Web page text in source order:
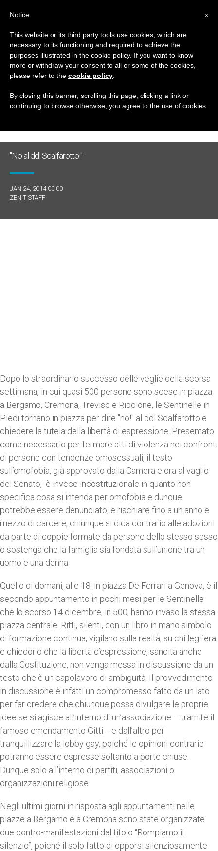
TAG
Posts Tagged ‘allegria’
ULTIME NOTIZIE
"No al ddl Scalfarotto!"
JAN 24, 2014 00:00
ZENIT STAFF
Dopo lo straordinario successo delle veglie della scorsa
settimana, in cui quasi 500 persone sono scese in piazza
a Bergamo, Cremona, Treviso e Riccione, le Sentinelle in
Piedi tornano in piazza per dire "no!" al ddl Scalfarotto e
chiedere la tutela della libertà di espressione. Presentato
come necessario per fermare atti di violenza nei confronti
di persone con tendenze omosessuali, il testo
sull’omofobia, già approvato dalla Camera e ora al vaglio
del Senato, è invece incostituzionale in quanto non
specifica cosa si intenda per omofobia e dunque
potrebbe essere denunciato, e rischiare fino a un anno e
mezzo di carcere, chiunque si dica contrario alle adozioni
da parte di coppie formate da persone dello stesso sesso
o sostenga che la famiglia sia fondata sull’unione tra un
uomo e una donna.
Quello di domani, alle 18, in piazza De Ferrari a Genova, è il
secondo appuntamento in pochi mesi per le Sentinelle
che lo scorso 14 dicembre, in 500, hanno invaso la stessa
piazza centrale. Ritti, silenti, con un libro in mano simbolo
di formazione continua, vigilano sulla realtà, su chi legifera
e chiedono che la libertà d’espressione, sancita anche
dalla Costituzione, non venga messa in discussione da un
testo che è un capolavoro di ambiguità. Il provvedimento
in discussione è infatti un compromesso fatto da un lato
per far credere che chiunque possa divulgare le proprie
idee se si agisce all’interno di un’associazione – tramite il
famoso emendamento Gitti - e dall’altro per
tranquillizzare la lobby gay, poiché le opinioni contrarie
potranno essere espresse soltanto a porte chiuse.
Dunque solo all’interno di partiti, associazioni o
organizzazioni religiose.
Negli ultimi giorni in risposta agli appuntamenti nelle
piazze a Bergamo e a Cremona sono state organizzate
due contro-manifestazioni dal titolo “Rompiamo il
silenzio”, poiché il solo fatto di opporsi silenziosamente
x
Notice
This website or its third party tools use cookies, which are
necessary to its functioning and required to achieve the
purposes illustrated in the cookie policy. If you want to know
more or withdraw your consent to all or some of the cookies,
please refer to the cookie policy
By closing this banner, scrolling this page, clicking a link or
continuing to browse otherwise, you agree to the use of cookies.